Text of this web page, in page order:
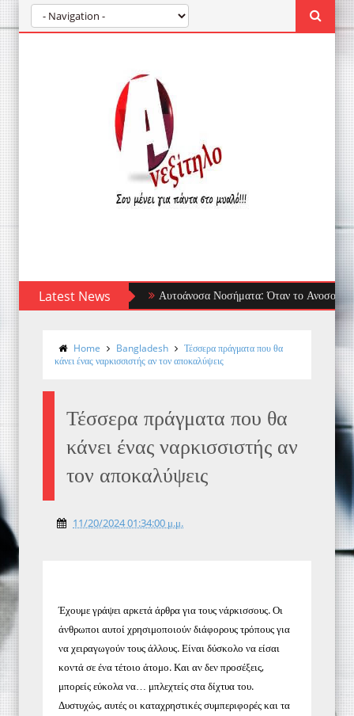
Latest News Αυτοάνοσα Νοσήματα: Όταν το Ανοσοποιητικό
Home Bangladesh
Τέσσερα πράγματα που θα
κάνει ένας ναρκισσιστής αν τον αποκαλύψεις
Τέσσερα πράγματα που θα
κάνει ένας ναρκισσιστής αν
τον αποκαλύψεις
11/20/2024 01:34:00 μ.μ.
Έχουμε γράψει αρκετά άρθρα για τους νάρκισσους. Οι
άνθρωποι αυτοί χρησιμοποιούν διάφορους τρόπους για
να χειραγωγούν τους άλλους. Είναι δύσκολο να είσαι
κοντά σε ένα τέτοιο άτομο. Και αν δεν προσέξεις,
μπορείς εύκολα να… μπλεχτείς στα δίχτυα του.
Δυστυχώς, αυτές οι καταχρηστικές συμπεριφορές και τα